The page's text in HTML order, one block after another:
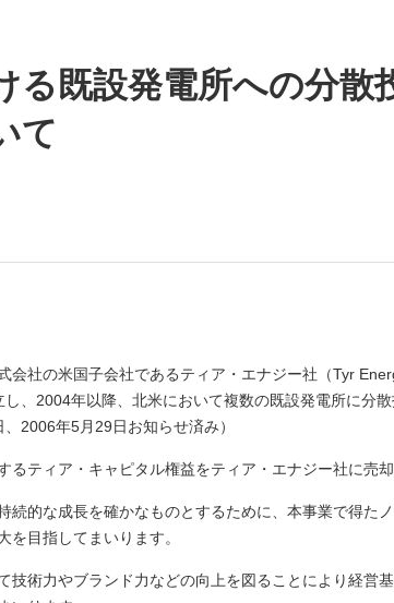
開きます）
問・お問い合わせ
る既設発電所への分散
て
会社の米国子会社であるティア・エナジー社（Tyr
、2004年以降、北米において複数の既設発電所に分
2006年5月29日お知らせ済み）
るティア・キャピタル権益をティア・エナジー社に売
続的な成長を確かなものとするために、本事業で得た
を目指してまいります。
技術力やブランド力などの向上を図ることにより経営